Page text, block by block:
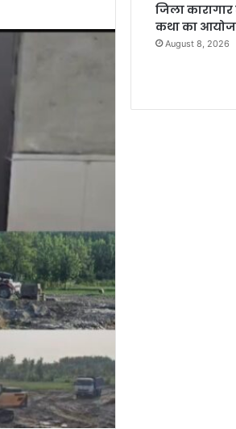
जिला
कथा का
August 8, 2026